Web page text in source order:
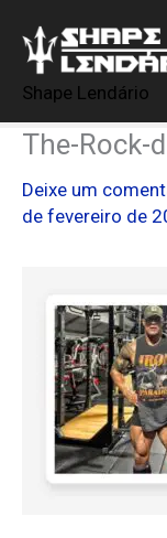
para
conteúdo
Shape Lendário
The-Rock-
Deixe um
de fevereiro de